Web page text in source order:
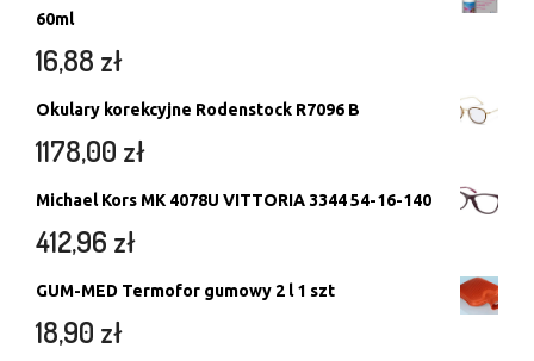
60ml
16,88 zł
Okulary korekcyjne Rodenstock R7096 B
1178,00 zł
Michael Kors MK 4078U VITTORIA 3344 54-16-140
412,96 zł
GUM-MED Termofor gumowy 2 l 1 szt
18,90 zł